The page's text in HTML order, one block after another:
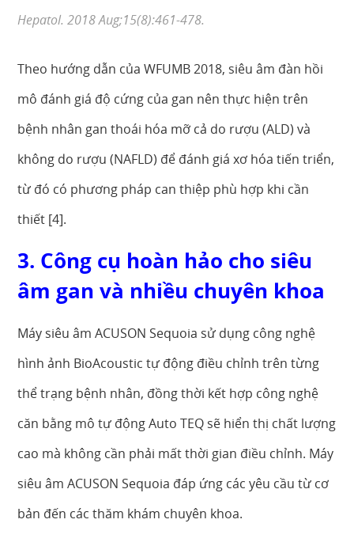
Hepatol. 2018 Aug;15(8):461-478.
Theo hướng dẫn của WFUMB 2018, siêu âm đàn hồi
mô đánh giá độ cứng của gan nên thực hiện trên
bệnh nhân gan thoái hóa mỡ cả do rượu (ALD) và
không do rượu (NAFLD) để đánh giá xơ hóa tiến triển,
từ đó có phương pháp can thiệp phù hợp khi cần
thiết [4].
3. Công cụ hoàn hảo cho siêu
âm gan và nhiều chuyên khoa
Máy siêu âm ACUSON Sequoia sử dụng công nghệ
hình ảnh BioAcoustic tự động điều chỉnh trên từng
thể trạng bệnh nhân, đồng thời kết hợp công nghệ
căn bằng mô tự động Auto TEQ sẽ hiển thị chất lượng
cao mà không cần phải mất thời gian điều chỉnh. Máy
siêu âm ACUSON Sequoia đáp ứng các yêu cầu từ cơ
bản đến các thăm khám chuyên khoa.